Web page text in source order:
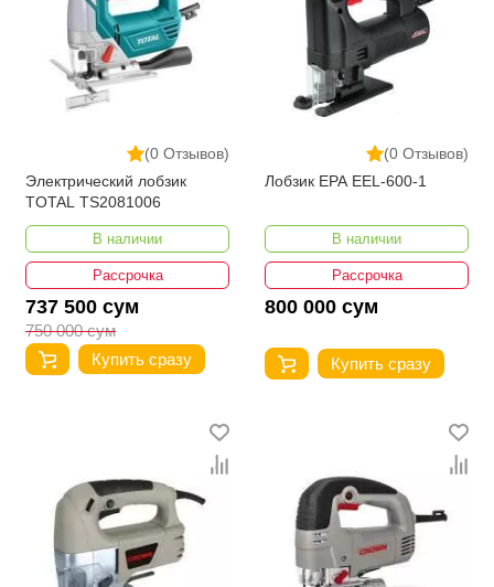
(0 Отзывов)
Электрический лобзик
TOTAL TS2081006
В наличии
Рассрочка
737 500 сум
750 000 сум
Купить сразу
(0 Отзывов)
Лобзик EPA EEL-600-1
В наличии
Рассрочка
800 000 сум
Купить сразу